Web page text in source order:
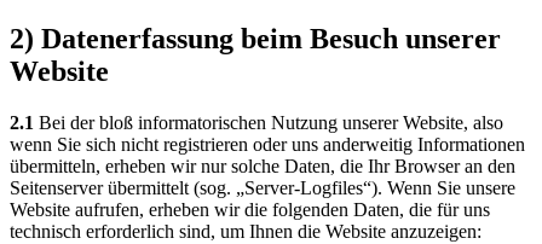
2) Datenerfassung beim Besuch unserer
Website
2.1 Bei der bloß informatorischen Nutzung unserer Website, also
wenn Sie sich nicht registrieren oder uns anderweitig Informationen
übermitteln, erheben wir nur solche Daten, die Ihr Browser an den
Seitenserver übermittelt (sog. „Server-Logfiles“). Wenn Sie unsere
Website aufrufen, erheben wir die folgenden Daten, die für uns
technisch erforderlich sind, um Ihnen die Website anzuzeigen: